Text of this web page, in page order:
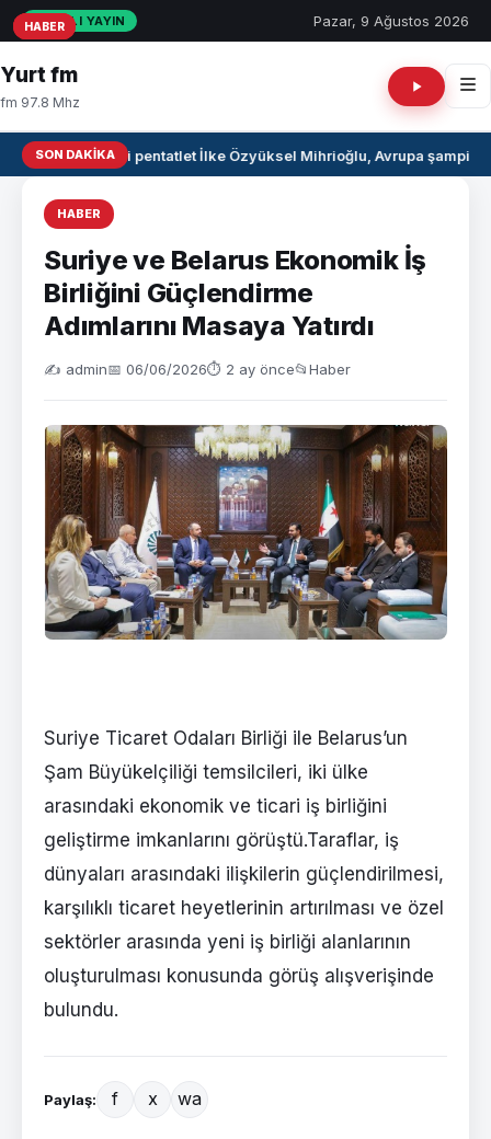
CANLI YAYIN Pazar, 9 Ağustos 2026
Yurt fm
fm 97.8 Mhz
SON DAKIKAMilli pentatlet İlke Özyüksel Mihrioğlu, Avrupa
HABER
Suriye ve Belarus Ekonomik İş
Birliğini Güçlendirme
Adımlarını Masaya Yatırdı
✍️ admin📅 06/06/2026⏱ 2 ay önce📂Haber
Suriye Ticaret Odaları Birliği ile Belarus’un
Şam Büyükelçiliği temsilcileri, iki ülke
arasındaki ekonomik ve ticari iş birliğini
geliştirme imkanlarını görüştü.Taraflar, iş
dünyaları arasındaki ilişkilerin güçlendirilmesi,
karşılıklı ticaret heyetlerinin artırılması ve özel
sektörler arasında yeni iş birliği alanlarının
oluşturulması konusunda görüş alışverişinde
bulundu.
Paylaş: f x wa
HABER
HABER
HABER